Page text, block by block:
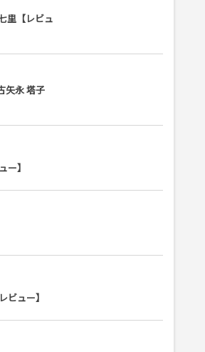
里【レビュ
矢永 塔子
ー】
ビュー】